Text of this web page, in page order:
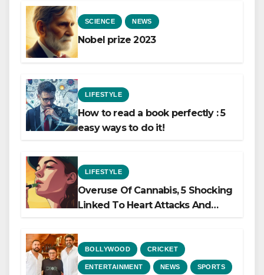
SCIENCE NEWS
Nobel prize 2023
LIFESTYLE
How to read a book perfectly : 5
easy ways to do it!
LIFESTYLE
Overuse Of Cannabis, 5 Shocking
Linked To Heart Attacks And
BOLLYWOOD CRICKET
ENTERTAINMENT NEWS SPORTS